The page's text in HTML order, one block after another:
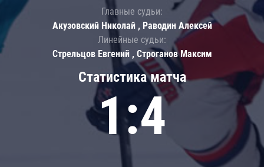
Статистика матча
1:4
Главные судьи:
Акузовский Николай , Раводин Алексей
Линейные судьи:
Стрельцов Евгений , Строганов Максим